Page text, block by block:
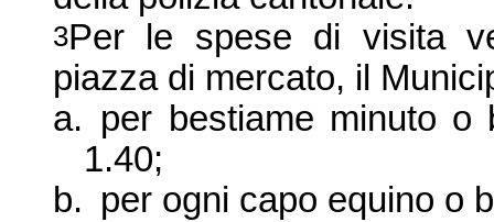
3Per le spese di visita
piazza di mercato, il
a. per bestiame minuto
1.40;
b. per ogni capo equino o